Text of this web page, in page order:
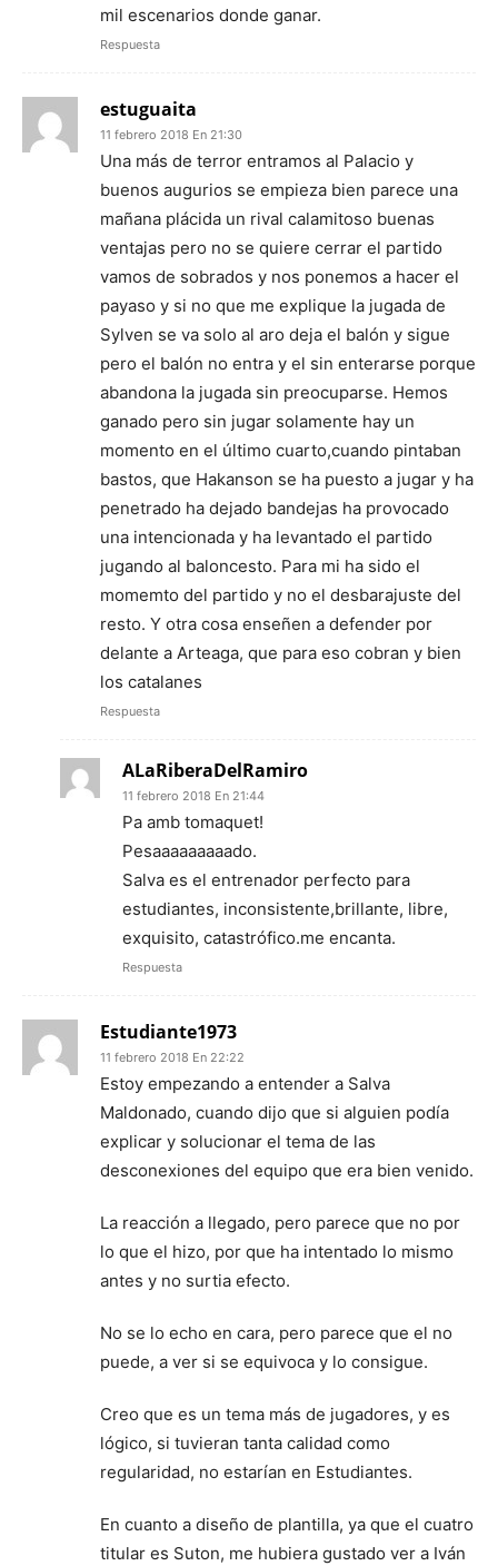
mil escenarios donde ganar.
Respuesta
estuguaita
11 febrero 2018 En 21:30
Una más de terror entramos al Palacio y
buenos augurios se empieza bien parece una
mañana plácida un rival calamitoso buenas
ventajas pero no se quiere cerrar el partido
vamos de sobrados y nos ponemos a hacer el
payaso y si no que me explique la jugada de
Sylven se va solo al aro deja el balón y sigue
pero el balón no entra y el sin enterarse porque
abandona la jugada sin preocuparse. Hemos
ganado pero sin jugar solamente hay un
momento en el último cuarto,cuando pintaban
bastos, que Hakanson se ha puesto a jugar y ha
penetrado ha dejado bandejas ha provocado
una intencionada y ha levantado el partido
jugando al baloncesto. Para mi ha sido el
momemto del partido y no el desbarajuste del
resto. Y otra cosa enseñen a defender por
delante a Arteaga, que para eso cobran y bien
los catalanes
Respuesta
ALaRiberaDelRamiro
11 febrero 2018 En 21:44
Pa amb tomaquet!
Pesaaaaaaaaado.
Salva es el entrenador perfecto para
estudiantes, inconsistente,brillante, libre,
exquisito, catastrófico.me encanta.
Respuesta
Estudiante1973
11 febrero 2018 En 22:22
Estoy empezando a entender a Salva
Maldonado, cuando dijo que si alguien podía
explicar y solucionar el tema de las
desconexiones del equipo que era bien venido.
La reacción a llegado, pero parece que no por
lo que el hizo, por que ha intentado lo mismo
antes y no surtia efecto.
No se lo echo en cara, pero parece que el no
puede, a ver si se equivoca y lo consigue.
Creo que es un tema más de jugadores, y es
lógico, si tuvieran tanta calidad como
regularidad, no estarían en Estudiantes.
En cuanto a diseño de plantilla, ya que el cuatro
titular es Suton, me hubiera gustado ver a Iván